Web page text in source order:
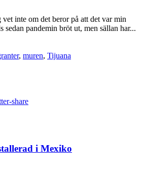
inte om det beror på att det var min
sedan pandemin bröt ut, men sällan har...
, muren, Tijuana
i Mexiko